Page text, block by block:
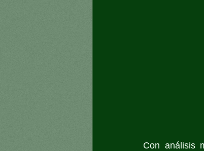
Con análisis